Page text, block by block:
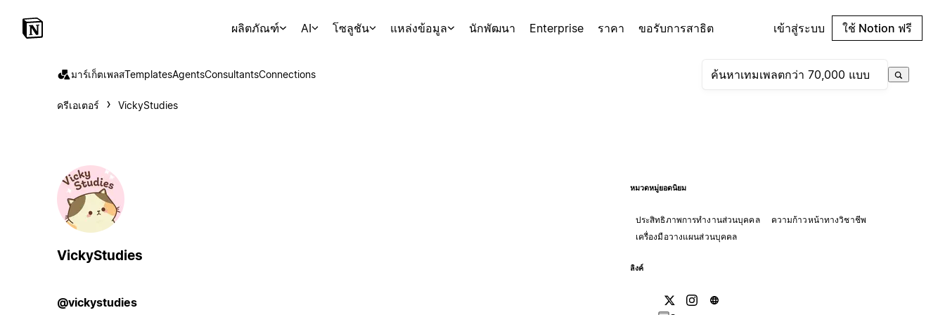
ผลิตภัณฑ์ AI โซลูชัน แหล่งข้อมูล นักพัฒนา Enterprise ราคา ขอรับการสาธิต เข้าสู่ระบบ ใช้ Notion ฟรี
มาร์เก็ตเพลสTemplatesAgentsConsultantsConnections
ครีเอเตอร์ VickyStudies
VickyStudies
@vickystudies
หมวดหมู่ยอดนิยม
ประสิทธิภาพการทำงานส่วนบุคคล
ความก้าวหน้าทางวิชาชีพ
เครื่องมือวางแผนส่วนบุคคล
ลิงค์